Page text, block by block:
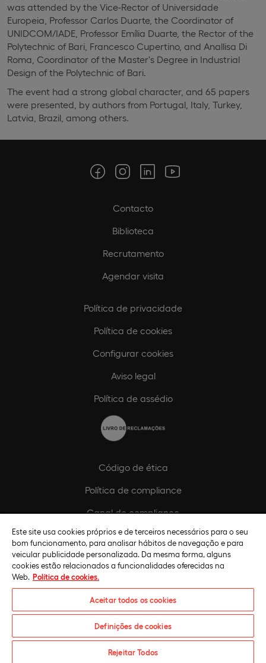
was attended by the Vice-Rector of Universidade
Europeia, Professor Carlos Duarte, the Coordinator of
UNIDCOM/IADE, Professor Emília Duarte, the Rector of the
Polytechnic of Bari, Francesco Cupertino, and Anallisa Di
Roma, Coordinator of the Master's Degree in Industrial
Design of the Polytechnic of Bari.
The event had a strong global character, and 65 papers
were presented, by authors from Portugal, Italy, Turkey,
Latvia, Brazil, among others.
Contacto
Biblioteca
Recrutamento
Agendar visita
Política de privacidade
Política de cookies
Configurar cookies
Aviso legal
Política de assédio
Código de ética
Política de compliance
Canal de compliance
Plano de Igualdade de Género
Universidade Europeia © 2026. Todos os direitos reservados
Este site usa cookies próprios e de terceiros necessários para o seu
bom funcionamento, para analisar hábitos de navegação e para
veicular publicidade personalizada. Da mesma forma, alguns
cookies estão relacionados a funcionalidades oferecidas na
Web. Política de cookies.
Aceitar todos os cookies
Definições de cookies
Rejeitar Todos